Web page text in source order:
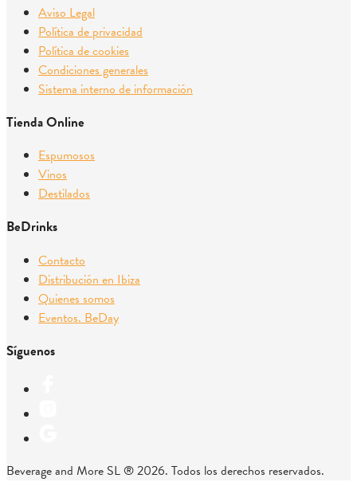
Aviso Legal
Política de privacidad
Política de cookies
Condiciones generales
Sistema interno de información
Tienda Online
Espumosos
Vinos
Destilados
BeDrinks
Contacto
Distribución en Ibiza
Quienes somos
Eventos. BeDay
Síguenos
Beverage and More SL ® 2026. Todos los derechos reservados.